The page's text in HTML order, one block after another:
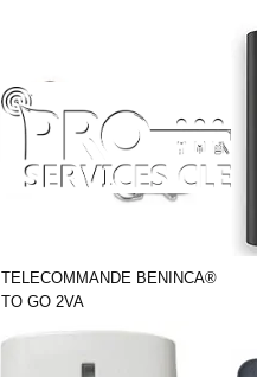
TELECOMMANDE BENINCA®
TO GO 2VA
Réf :TO GO 2VA